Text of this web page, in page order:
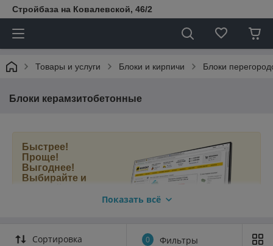
Стройбаза на Ковалевской, 46/2
Товары и услуги Блоки и кирпичи Блоки
Блоки керамзитобетонные
Быстрее!
Проще!
Выгоднее!
Выбирайте и
магазине
Показать всё
Сортировка 0 Фильтры